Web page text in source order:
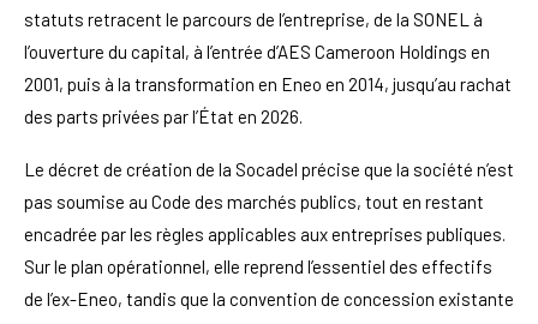
statuts retracent le parcours de l’entreprise, de la SONEL à
l’ouverture du capital, à l’entrée d’AES Cameroon Holdings en
2001, puis à la transformation en Eneo en 2014, jusqu’au rachat
des parts privées par l’État en 2026.
Le décret de création de la Socadel précise que la société n’est
pas soumise au Code des marchés publics, tout en restant
encadrée par les règles applicables aux entreprises publiques.
Sur le plan opérationnel, elle reprend l’essentiel des effectifs
de l’ex-Eneo, tandis que la convention de concession existante